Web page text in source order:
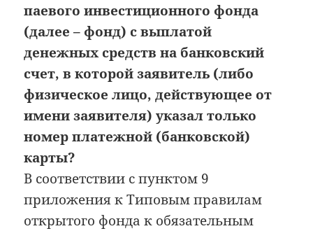
паевого инвестиционного фонда
(далее – фонд) с выплатой
денежных средств на банковский
счет, в которой заявитель (либо
физическое лицо, действующее от
имени заявителя) указал только
номер платежной (банковской)
карты?
В соответствии с пунктом 9
приложения к Типовым правилам
открытого фонда к обязательным